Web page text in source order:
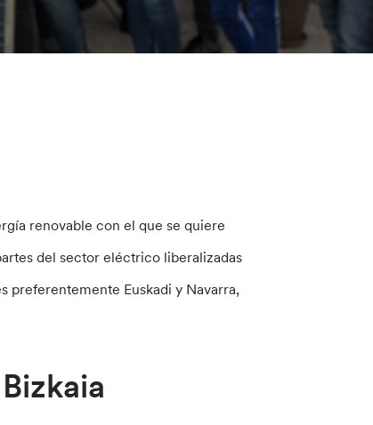
renovable con el que se quiere
del sector eléctrico liberalizadas
preferentemente Euskadi y Navarra,